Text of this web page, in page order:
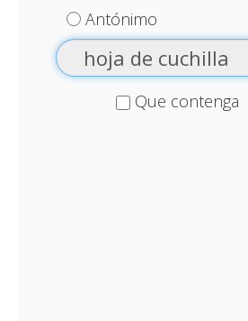
Antónimo
Que contenga